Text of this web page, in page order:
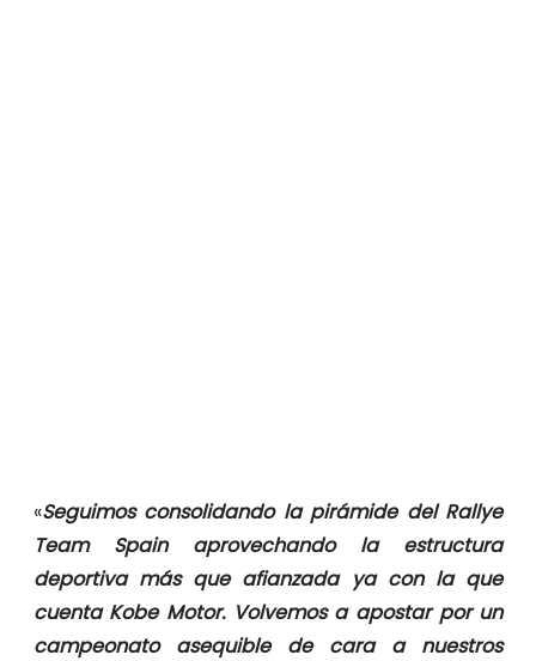
«Seguimos consolidando la pirámide del Rallye
Team Spain aprovechando la estructura
deportiva más que afianzada ya con la que
cuenta Kobe Motor. Volvemos a apostar por un
campeonato asequible de cara a nuestros